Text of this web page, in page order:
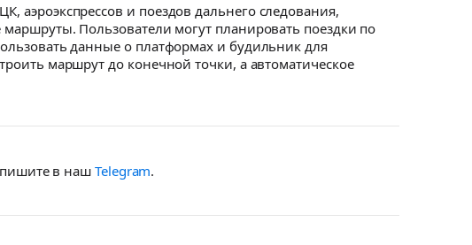
аэроэкспрессов и поездов дальнего следования,
Пользователи могут планировать поездки по
данные о платформах и будильник для
маршрут до конечной точки, а автоматическое
пишите в нашTelegram.